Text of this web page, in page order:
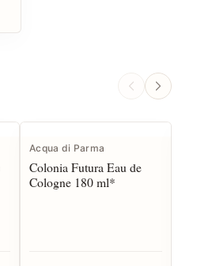
Acqua di Parma
Colonia Futura Eau de
Cologne 180 ml*